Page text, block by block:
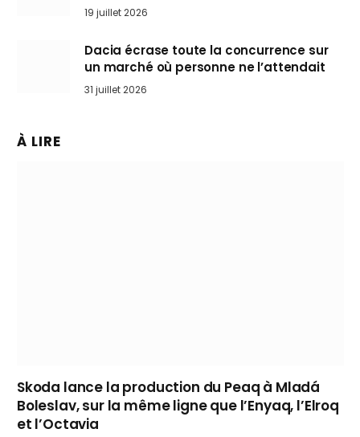
l’art de rouler cheveux au vent
19 juillet 2026
Dacia écrase toute la concurrence sur
un marché où personne ne l’attendait
31 juillet 2026
À LIRE
Skoda lance la production du Peaq à Mladá
Boleslav, sur la même ligne que l’Enyaq, l’Elroq
et l’Octavia